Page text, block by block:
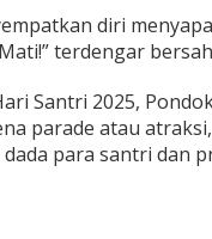
diri
terdengar
Santri 2025,
parade atau
para santri dan